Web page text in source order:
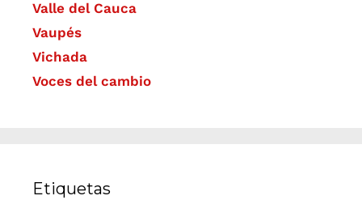
Valle del Cauca
Vaupés
Vichada
Voces del cambio
Etiquetas